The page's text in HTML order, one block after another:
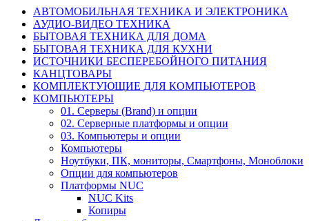
АВТОМОБИЛЬНАЯ ТЕХНИКА И ЭЛЕКТРОНИКА
АУДИО-ВИДЕО ТЕХНИКА
БЫТОВАЯ ТЕХНИКА ДЛЯ ДОМА
БЫТОВАЯ ТЕХНИКА ДЛЯ КУХНИ
ИСТОЧНИКИ БЕСПЕРЕБОЙНОГО ПИТАНИЯ
КАНЦТОВАРЫ
КОМПЛЕКТУЮЩИЕ ДЛЯ КОМПЬЮТЕРОВ
КОМПЬЮТЕРЫ
01. Серверы (Brand) и опции
02. Серверные платформы и опции
03. Компьютеры и опции
Компьютеры
Ноутбуки, ПК, мониторы, Смартфоны, Моноблоки
Опции для компьютеров
Платформы NUC
NUC Kits
Копиры